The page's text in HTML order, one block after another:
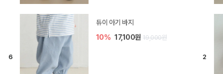
듀이 아기 바지
10% 17,100원 19,000원